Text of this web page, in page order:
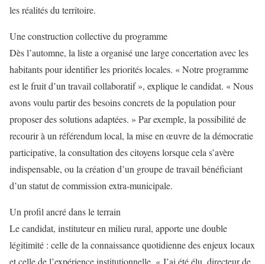
les réalités du territoire.
Une construction collective du programme
Dès l’automne, la liste a organisé une large concertation avec les
habitants pour identifier les priorités locales. « Notre programme
est le fruit d’un travail collaboratif », explique le candidat. « Nous
avons voulu partir des besoins concrets de la population pour
proposer des solutions adaptées. » Par exemple, la possibilité de
recourir à un référendum local, la mise en œuvre de la démocratie
participative, la consultation des citoyens lorsque cela s’avère
indispensable, ou la création d’un groupe de travail bénéficiant
d’un statut de commission extra-municipale.
Un profil ancré dans le terrain
Le candidat, instituteur en milieu rural, apporte une double
légitimité : celle de la connaissance quotidienne des enjeux locaux
et celle de l’expérience institutionnelle. « J’ai été élu, directeur de